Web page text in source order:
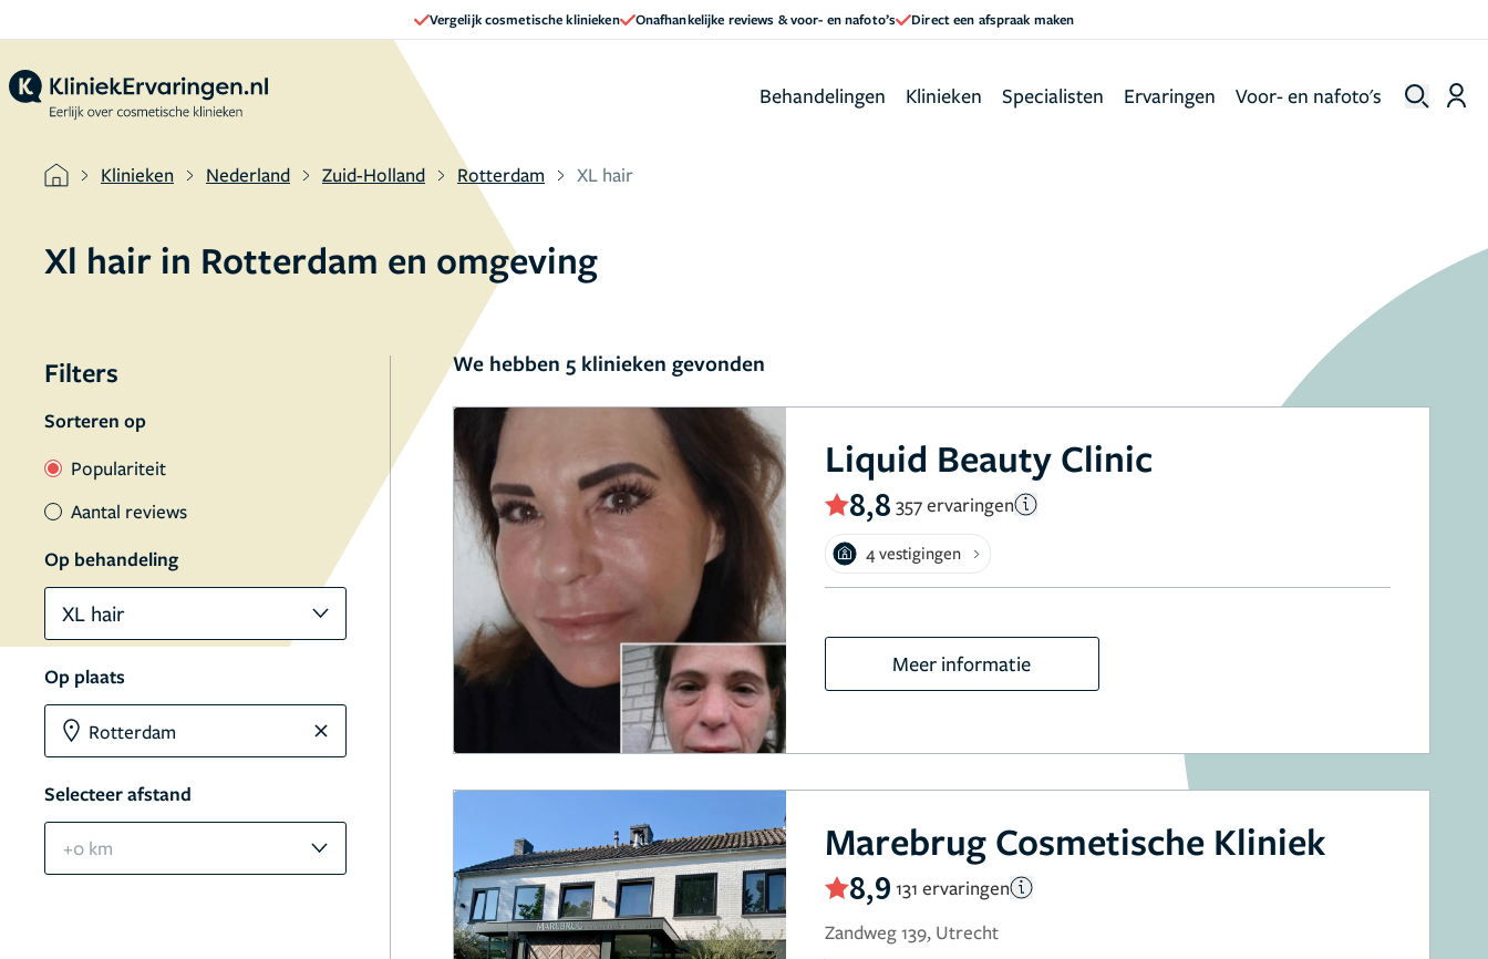
Vergelijk cosmetische klinieken Onafhankelijke reviews & voor- en nafoto’s Direct een afspraak maken
Behandelingen Klinieken Specialisten Ervaringen Voor- en nafoto's
Klinieken Nederland Zuid-Holland Rotterdam XL hair
Xl hair in Rotterdam en omgeving
Filters
Sorteren op
Populariteit
Aantal reviews
Op behandeling
XL hair
Op plaats
Selecteer afstand
+0 km
We hebben 5 klinieken gevonden
Liquid Beauty Clinic
8,8 357 ervaringen
4 vestigingen
Meer informatie
Marebrug Cosmetische Kliniek
8,9 131 ervaringen
Zandweg 139, Utrecht